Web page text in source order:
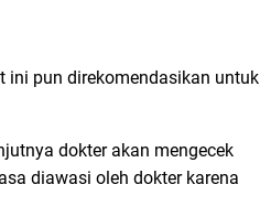
ini pun direkomendasikan untuk
dokter akan mengecek
diawasi oleh dokter karena